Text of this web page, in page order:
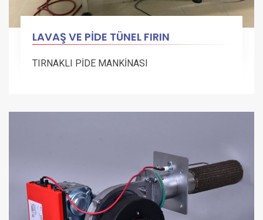
LAVAŞ VE PİDE TÜNEL FIRIN
TIRNAKLI PİDE MANKİNASI